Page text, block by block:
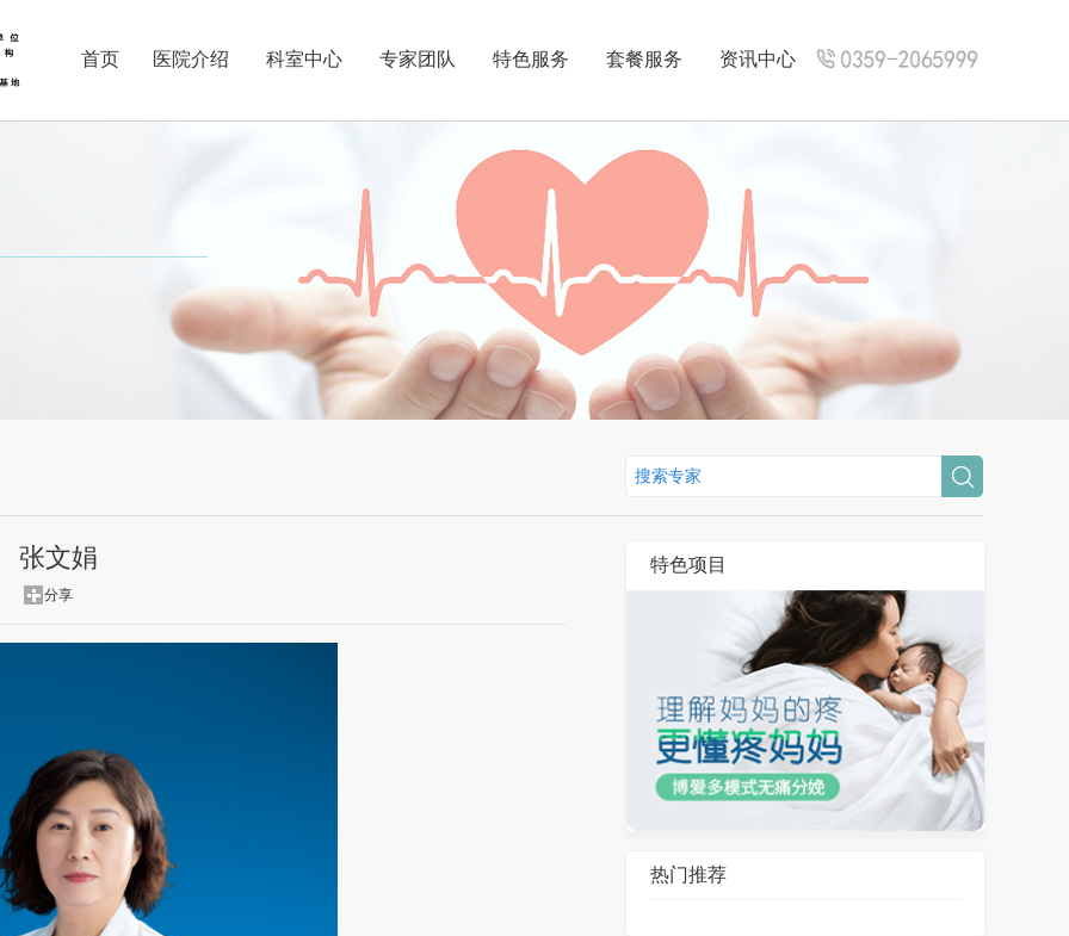
首页 医院介绍 科室中心 专家团队 特色服务 套餐服务 资讯中心
张文娟
分享
特色项目
热门推荐